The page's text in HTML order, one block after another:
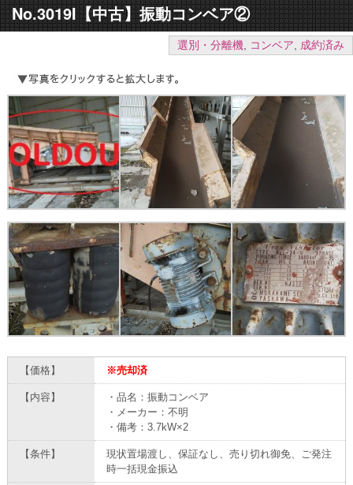
No.3019I【中古】振動コンベア②
選別・分離機, コンベア, 成約済み
【価格】 ※売却済
【内容】
・品名：振動コンベア
・メーカー：不明
・備考：3.7kW×2
【条件】
現状置場渡し、保証なし、売り切れ御免、ご発注
時一括現金振込